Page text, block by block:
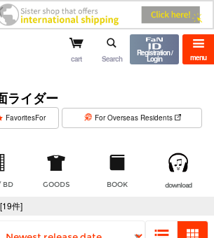
mu-mo shop menu
cart Search
Registration /
Login
ライダー
FavoritesFor For Overseas Residents
BD GOODS BOOK download
件]